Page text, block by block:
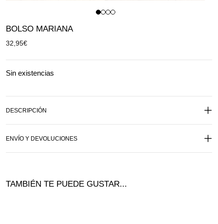
BOLSO MARIANA
32,95€
Sin existencias
DESCRIPCIÓN
ENVÍO Y DEVOLUCIONES
TAMBIÉN TE PUEDE GUSTAR...